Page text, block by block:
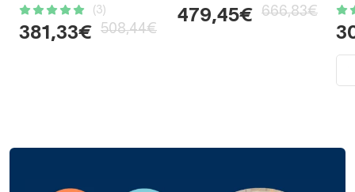
(3)
381,33€ 508,44€
479,45€ 666,83€